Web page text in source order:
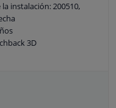
instalación: 200510,
3D